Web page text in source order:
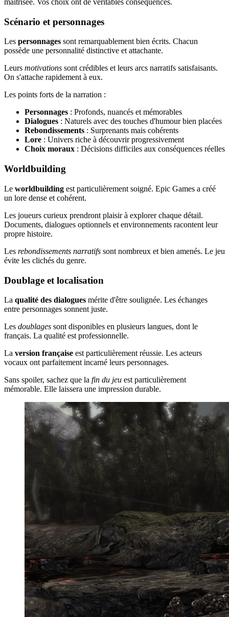
maîtrisée. Vos choix ont de véritables conséquences.
Scénario et personnages
Les personnages sont remarquablement bien écrits. Chacun
possède une personnalité distinctive et attachante.
Leurs motivations sont crédibles et leurs arcs narratifs satisfaisants.
On s'attache rapidement à eux.
Les points forts de la narration :
Personnages : Profonds, nuancés et mémorables
Dialogues : Naturels avec des touches d'humour bien placées
Rebondissements : Surprenants mais cohérents
Lore : Univers riche à découvrir progressivement
Choix moraux : Décisions difficiles aux conséquences réelles
Worldbuilding
Le worldbuilding est particulièrement soigné. Epic Games a créé
un lore dense et cohérent.
Les joueurs curieux prendront plaisir à explorer chaque détail.
Documents, dialogues optionnels et environnements racontent leur
propre histoire.
Les rebondissements narratifs sont nombreux et bien amenés. Le jeu
évite les clichés du genre.
Doublage et localisation
La qualité des dialogues mérite d'être soulignée. Les échanges
entre personnages sonnent juste.
Les doublages sont disponibles en plusieurs langues, dont le
français. La qualité est professionnelle.
La version française est particulièrement réussie. Les acteurs
vocaux ont parfaitement incarné leurs personnages.
Sans spoiler, sachez que la fin du jeu est particulièrement
mémorable. Elle laissera une impression durable.